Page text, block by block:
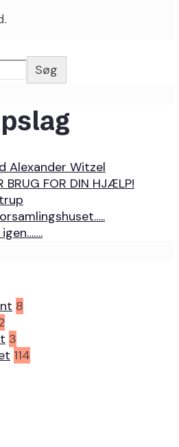
Søg
Alexander Witzel
BRUG FOR DIN HJÆLP!
8
3
114